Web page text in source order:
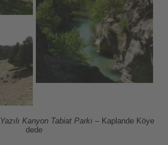
Yazılı Kanyon Tabiat Parkı – Kaplande Köye
dede